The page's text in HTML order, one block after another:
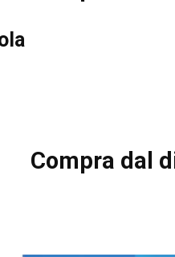
Compra dal